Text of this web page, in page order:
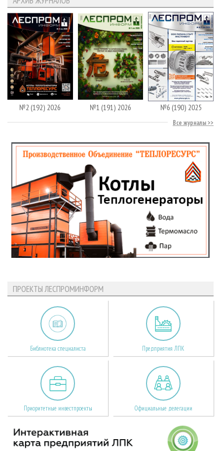
№2 (192) 2026 №1 (191) 2026 №6 (190) 2025
Все журналы
ПРОЕКТЫ ЛЕСПРОМИНФОРМ
Библиотека специалиста Предприятия ЛПК
Приоритетные инвестпроекты Официальные делегации